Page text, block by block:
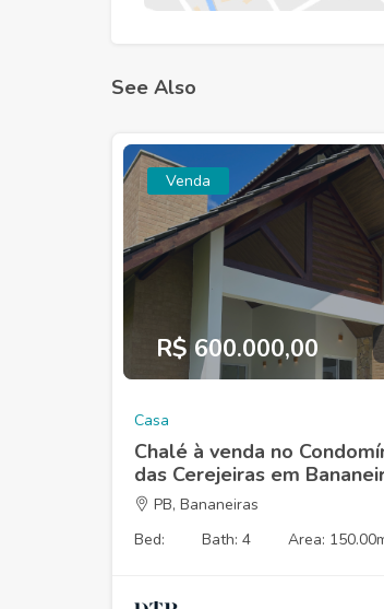
See Also
Venda
R$ 600.000,00
Casa
Chalé à venda no
das Cerejeiras em
PB, Bananeiras
Bed:
Bath: 4 Area: